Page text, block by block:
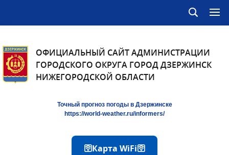
ОФИЦИАЛЬНЫЙ САЙТ АДМИНИСТРАЦИИ
ГОРОДСКОГО ОКРУГА ГОРОД ДЗЕРЖИНСК
НИЖЕГОРОДСКОЙ ОБЛАСТИ
Точный прогноз погоды в Дзержинске
https://world-weather.ru/informers/
🛜Карта WiFi🛜